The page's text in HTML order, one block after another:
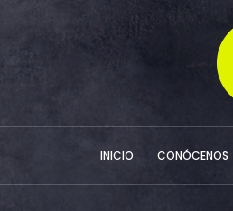
INICIO CONÓCENOS